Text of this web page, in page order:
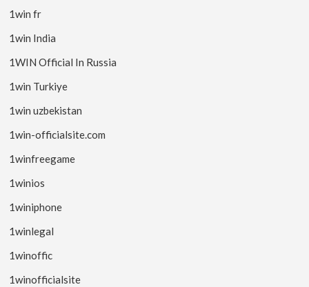
1win fr
1win India
1WIN Official In Russia
1win Turkiye
1win uzbekistan
1win-officialsite.com
1winfreegame
1winios
1winiphone
1winlegal
1winoffic
1winofficialsite